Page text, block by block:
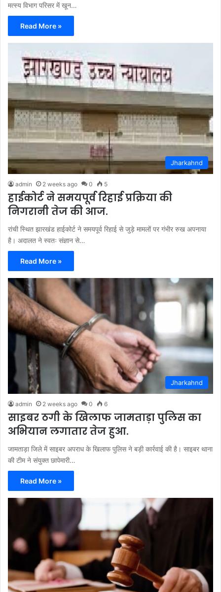
मत्स्य विभाग परिसर में खून…
Read More »
Jharkahnd
admin 2 weeks ago 0 5
हाईकोर्ट ने समयपूर्व रिहाई प्रक्रिया की
निगरानी तेज की आज.
रांची स्थित झारखंड हाईकोर्ट ने समयपूर्व रिहाई से जुड़े मामलों पर गंभीर रुख अपनाया
है। अदालत ने स्वतः संज्ञान से…
Read More »
Jharkahnd
admin 2 weeks ago 0 6
साइबर ठगी के खिलाफ जामताड़ा पुलिस का
अभियान लगातार तेज हुआ.
जामताड़ा जिले में साइबर अपराध के खिलाफ पुलिस ने बड़ी कार्रवाई की है। साइबर थाना
की टीम ने संयुक्त छापेमारी…
Read More »